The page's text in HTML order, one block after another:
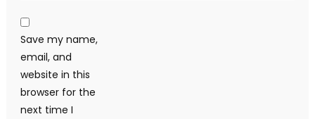
Save my name,
email, and
website in this
browser for the
next time I